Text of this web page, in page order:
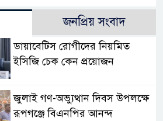
জনপ্রিয় সংবাদ
ডায়াবেটিস রোগীদের নিয়মিত
ইসিজি চেক কেন প্রয়োজন
জুলাই গণ-অভ্যুত্থান দিবস উপলক্ষে
রূপগঞ্জে বিএনপির আনন্দ